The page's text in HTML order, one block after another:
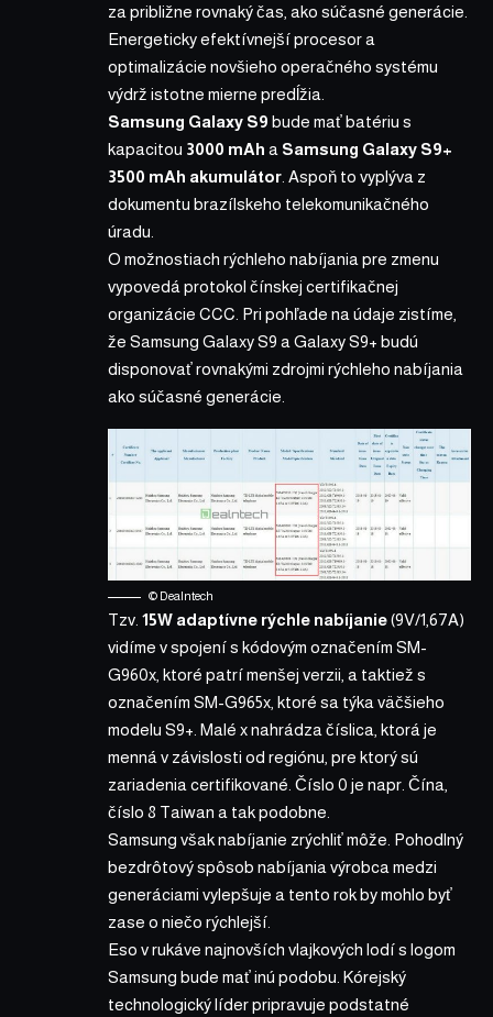
za približne rovnaký čas, ako súčasné generácie.
Energeticky efektívnejší procesor a
optimalizácie novšieho operačného systému
výdrž istotne mierne predĺžia.
Samsung Galaxy S9 bude mať batériu s
kapacitou 3000 mAh a Samsung Galaxy S9+
3500 mAh akumulátor . Aspoň to vyplýva z
dokumentu brazílskeho telekomunikačného
úradu
O možnostiach rýchleho nabíjania pre zmenu
vypovedá protokol čínskej certifikačnej
organizácie CCC . Pri pohľade na údaje zistíme,
že Samsung Galaxy S9 a Galaxy S9+ budú
disponovať rovnakými zdrojmi rýchleho nabíjania
ako súčasné generácie.
© Dealntech
Tzv. 15W adaptívne rýchle nabíjanie(9V/1,67A)
vidíme v spojení s kódovým označením SM-
G960x, ktoré patrí menšej verzii, a taktiež s
označením SM-G965x, ktoré sa týka väčšieho
modelu S9+. Malé x nahrádza číslica, ktorá je
menná v závislosti od regiónu, pre ktorý sú
zariadenia certifikované. Číslo 0 je napr. Čína,
číslo 8 Taiwan a tak podobne.
Samsung však nabíjanie zrýchliť môže. Pohodlný
bezdrôtový spôsob nabíjania výrobca medzi
generáciami vylepšuje a tento rok by mohlo byť
zase o niečo rýchlejší.
Eso v rukáve najnovších vlajkových lodí s logom
Samsung bude mať inú podobu . Kórejský
technologický líder pripravuje podstatné